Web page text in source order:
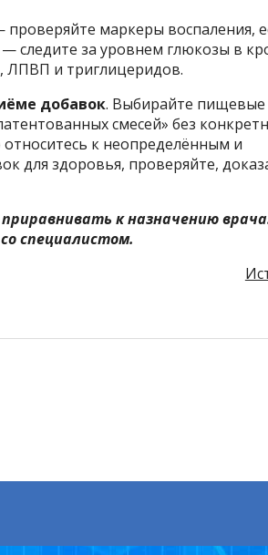
маркеры воспаления,
следите за уровнем глюкозы в
ЛПВП и триглицеридов.
добавок. Выбирайте пищевые
смесей» без
к неопределённым и
для здоровья, проверяйте,
к назначению
специалистом.